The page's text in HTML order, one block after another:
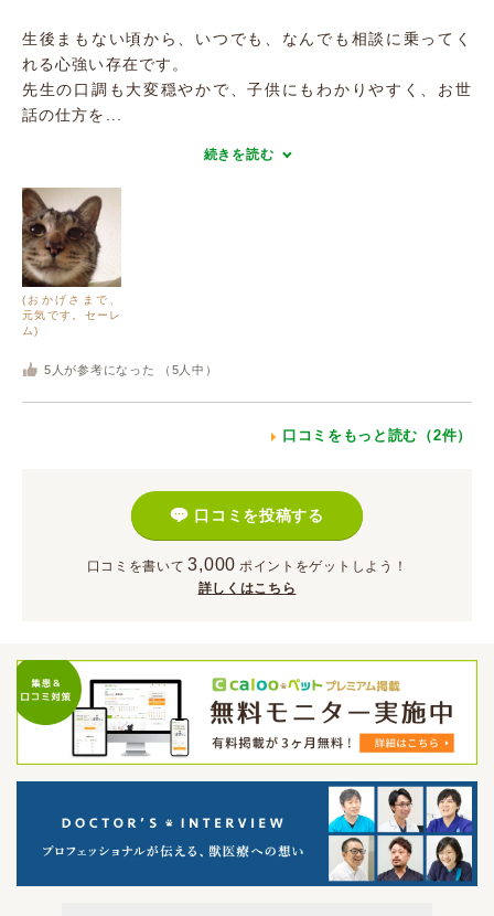
生後まもない頃から、いつでも、なんでも相談に乗ってく
れる心強い存在です。
先生の口調も大変穏やかで、子供にもわかりやすく、お世
話の仕方を...
続きを読む
(おかげさまで、
元気です。セーレ
ム)
5 人が参考になった （ 5 人中）
口コミをもっと読む（2件）
口コミを投稿する
口コミを書いて 3,000 ポイント をゲットしよう！
詳しくはこちら